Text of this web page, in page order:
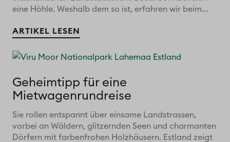
eine Höhle. Weshalb dem so ist, erfahren wir beim...
ARTIKEL LESEN
Geheimtipp für eine
Mietwagenrundreise
Sie rollen entspannt über einsame Landstrassen,
vorbei an Wäldern, glitzernden Seen und charmanten
Dörfern mit farbenfrohen Holzhäusern. Estland zeigt